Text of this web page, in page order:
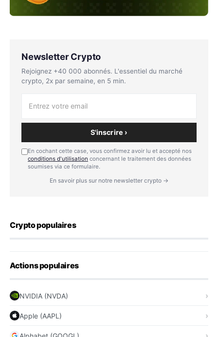
Newsletter Crypto
Rejoignez +40 000 abonnés. L'essentiel du marché
crypto, 2x par semaine, en 5 min.
S'inscrire ›
En cochant cette case, vous confirmez avoir lu et accepté nos
conditions d'utilisation concernant le traitement des données
soumises via ce formulaire.
En savoir plus sur notre newsletter crypto →
Crypto populaires
Actions populaires
NVIDIA (NVDA)
Apple (AAPL)